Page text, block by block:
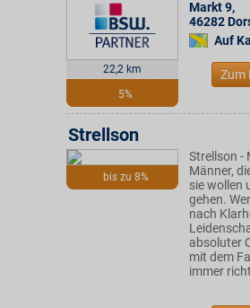
22,2 km
5%
Markt 9,
46282
Auf
Zum
bis zu 8%
Strellson
Strellson -
Männer,
sie wollen
gehen.
nach
absoluter
mit dem
immer